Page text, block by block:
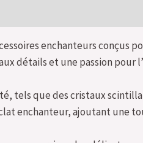
enchanteurs conçus
détails et une passion pour
tels que des cristaux
enchanteur, ajoutant une